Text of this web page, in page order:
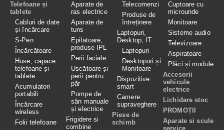
Telefoane și
tablete
Cabluri de date
și încărcare
S-Pen
Încărcătoare
Huse, capace
telefoane și
tablete
Acumulatori
portabili
Încărcare
wireless
Folii telefoane
Aparate de
ras electrice
Aparate de
tuns
Epilatoare,
produse IPL
Perii faciale
Uscătoare și
perii pentru
păr
Pompe de
sân manuale
și electrice
Frigidere si
combine
Telecomenzi
Produse de
întreținere
Laptopuri,
Desktop, IT
Laptopuri
Desktopuri și
Monitoare
Dispozitive
smart
Camere
supraveghere
Piese de
schimb
Cuptoare cu
microunde
Monitoare
Sisteme audio
Televizoare
Aspiratoare
Plăci și module
Accesorii
vehicule
electrice
Lichidare stoc
PROMOȚII
Aparate si scule
service